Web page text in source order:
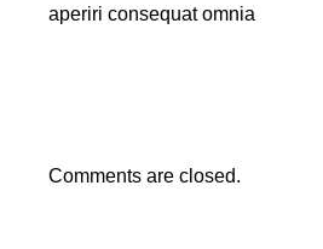
aperiri consequat omnia
Comments are closed.